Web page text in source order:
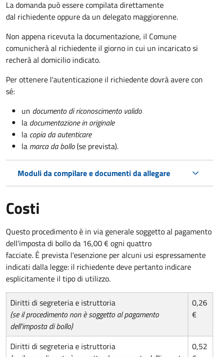
La domanda può essere compilata direttamente
dal richiedente oppure da un delegato maggiorenne.
Non appena ricevuta la documentazione, il Comune
comunicherà al richiedente il giorno in cui un incaricato si
recherà al domicilio indicato.
Per ottenere l'autenticazione il richiedente dovrà avere con
sé:
un documento di riconoscimento valido
la documentazione in originale
la copia da autenticare
la marca da bollo(se prevista).
Moduli da compilare e documenti da allegare
Costi
Questo procedimento è in via generale soggetto al pagamento
dell'imposta di bollo da 16,00 € ogni quattro
facciate. É prevista l'esenzione per alcuni usi espressamente
indicati dalla legge: il richiedente deve pertanto indicare
esplicitamente il tipo di utilizzo.
Diritti di segreteria e istruttoria
(se il procedimento non è soggetto al pagamento
dell'imposta di bollo)
0,26
€
Diritti di segreteria e istruttoria
0,52